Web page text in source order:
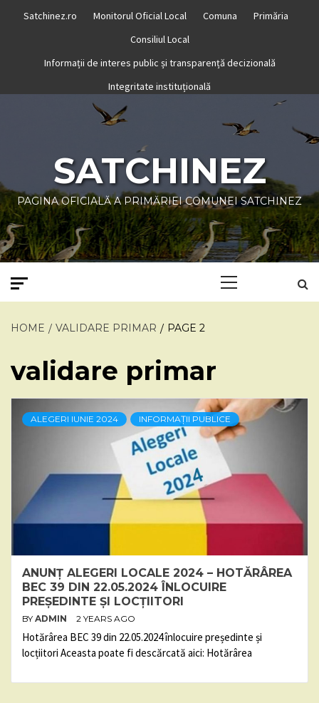
Satchinez.ro Monitorul Oficial Local Comuna
Primăria
Consiliul Local
Informații de interes public și transparență decizională
Integritate instituțională
SATCHINEZ
PAGINA OFICIALĂ A PRIMĂRIEI COMUNEI SATCHINEZ
HOME VALIDARE PRIMAR PAGE 2
validare primar
ALEGERI IUNIE 2024 INFORMAȚII PUBLICE
ANUNȚ ALEGERI LOCALE 2024 – HOTĂRÂREA
BEC 39 DIN 22.05.2024 ÎNLOCUIRE
PREȘEDINTE ȘI LOCȚIITORI
BY ADMIN 2 YEARS AGO
Hotărârea BEC 39 din 22.05.2024 înlocuire președinte și
locțiitori Aceasta poate fi descărcată aici: Hotărârea